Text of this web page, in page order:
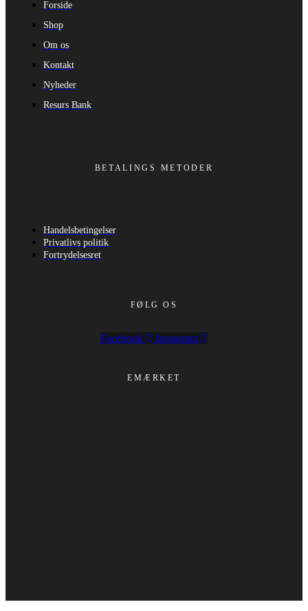
Forside
Shop
Om os
Kontakt
Nyheder
Resurs Bank
BETALINGS METODER
Handelsbetingelser
Privatlivs politik
Fortrydelsesret
FØLG OS
Facebook Instagram
EMÆRKET